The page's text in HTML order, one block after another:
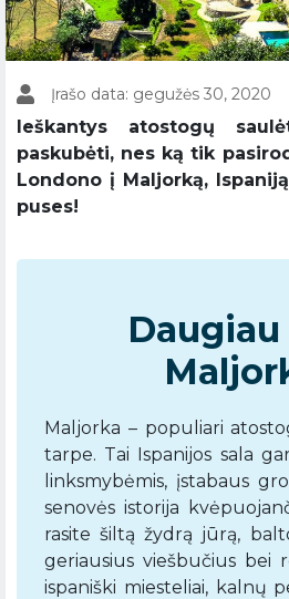
Įrašo data: gegužės 30, 2020
Ieškantys atostogų
paskubėti, nes ką tik
Londono į Maljorką,
puses!
Maljorka – populiari
tarpe. Tai Ispanijos sala
linksmybėmis, įstabaus
senovės istorija
rasite šiltą žydrą jūrą,
geriausius viešbučius bei
ispaniški miesteliai, kalnų